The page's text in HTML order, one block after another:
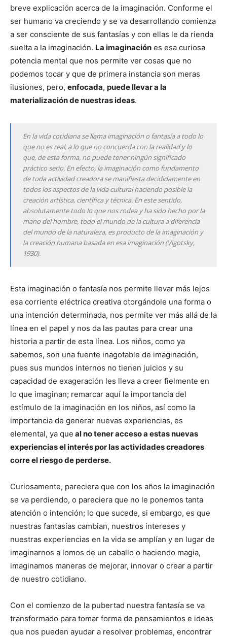
breve explicación acerca de la imaginación. Conforme el
ser humano va creciendo y se va desarrollando comienza
a ser consciente de sus fantasías y con ellas le da rienda
suelta a la imaginación. La imaginación es esa curiosa
potencia mental que nos permite ver cosas que no
podemos tocar y que de primera instancia son meras
ilusiones, pero, enfocada, puede llevar a la
materialización de nuestras ideas.
En la vida cotidiana se llama imaginación o fantasía a todo lo
que no es real, a lo que no concuerda con la realidad y lo
que, de esta forma, no puede tener ningún significado
práctico serio. En efecto, la imaginación como fundamento
de toda actividad creadora se manifiesta decididamente en
todos los aspectos de la vida cultural haciendo posible la
creación artística, científica y técnica. En este sentido,
absolutamente todo lo que nos rodea y ha sido hecho por la
mano del hombre, todo el mundo de la cultura a diferencia
del mundo de la naturaleza, es producto de la imaginación y
la creación humana basada en esa imaginación (Vigotsky,
1930).
Esta imaginación o fantasía nos permite llevar más lejos
esa corriente eléctrica creativa otorgándole una forma o
una intención determinada, nos permite ver más allá de la
línea en el papel y nos da las pautas para crear una
historia a partir de esta línea. Los niños, como ya
sabemos, son una fuente inagotable de imaginación,
pues sus mundos internos no tienen juicios y su
capacidad de exageración les lleva a creer fielmente en
lo que imaginan; remarcar aquí la importancia del
estímulo de la imaginación en los niños, así como la
importancia de generar nuevas experiencias, es
elemental, ya que al no tener acceso a estas nuevas
experiencias el interés por las actividades creadores
corre el riesgo de perderse.
Curiosamente, pareciera que con los años la imaginación
se va perdiendo, o pareciera que no le ponemos tanta
atención o intención; lo que sucede, si embargo, es que
nuestras fantasías cambian, nuestros intereses y
nuestras experiencias en la vida se amplían y en lugar de
imaginarnos a lomos de un caballo o haciendo magia,
imaginamos maneras de mejorar, innovar o crear a partir
de nuestro cotidiano.
Con el comienzo de la pubertad nuestra fantasía se va
transformado para tomar forma de pensamientos e ideas
que nos pueden ayudar a resolver problemas, encontrar